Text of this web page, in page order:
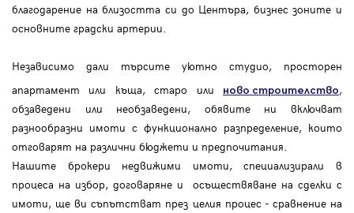
благодарение на близостта си до Центъра, бизнес зоните и
основните градски артерии.
Независимо дали търсите уютно студио, просторен
апартамент или къща, старо или
ново строителство,
обзаведени или необзаведени, обявите ни включват
разнообразни имоти с функционално разпределение, които
отговарят на различни бюджети и предпочитания.
Нашите брокери недвижими имоти, специализирали в
процеса на избор, договаряне и осъществяване на сделки с
имоти, ще ви съпътстват през целия процес - сравнение на